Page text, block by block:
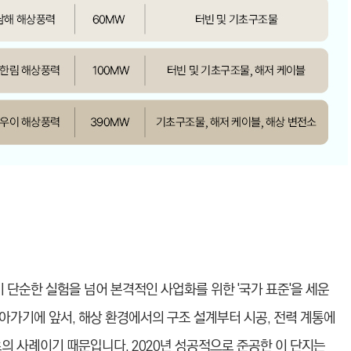
순한 실험을 넘어 본격적인 사업화를 위한 '국가 표준'을 세운
기에 앞서, 해상 환경에서의 구조 설계부터 시공, 전력 계통에
사례이기 때문입니다. 2020년 성공적으로 준공한 이 단지는